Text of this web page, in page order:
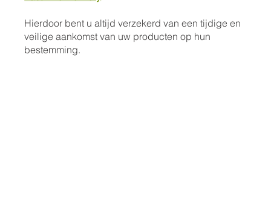
Hierdoor bent u altijd verzekerd van een tijdige en
veilige aankomst van uw producten op hun
bestemming.